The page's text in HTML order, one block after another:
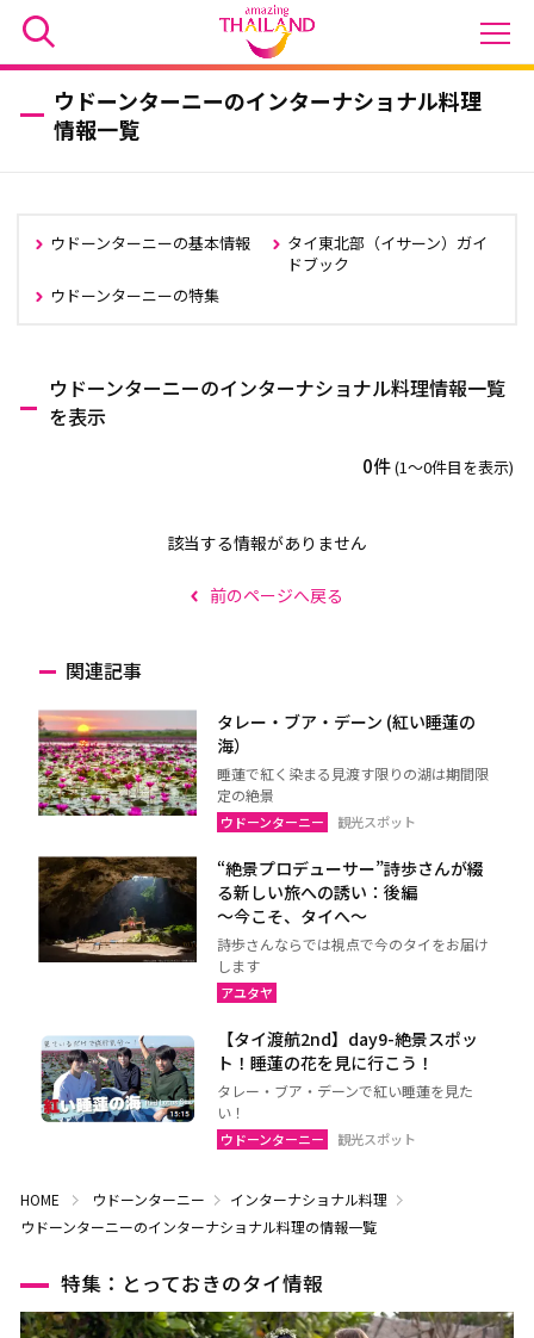
ウドーンターニーのインターナショナル料理
情報一覧
ウドーンターニーの基本情報
タイ東北部（イサーン）ガイ
ドブック
ウドーンターニーの特集
ウドーンターニーのインターナショナル料理情報一覧
を表示
0件(1〜0件目を表示)
該当する情報がありません
前のページへ戻る
関連記事
タレー・ブア・デーン (紅い睡蓮の
海）
睡蓮で紅く染まる見渡す限りの湖は期間限
定の絶景
ウドーンターニー 観光スポット
“絶景プロデューサー”詩歩さんが綴
る新しい旅への誘い：後編
～今こそ、タイへ～
詩歩さんならでは視点で今のタイをお届け
します
アユタヤ
【タイ渡航2nd】day9-絶景スポッ
ト！睡蓮の花を見に行こう！
タレー・ブア・デーンで紅い睡蓮を見た
い！
ウドーンターニー 観光スポット
HOME ウドーンターニー
インターナショナル料理
ウドーンターニーのインターナショナル料理の情報一覧
特集：とっておきのタイ情報